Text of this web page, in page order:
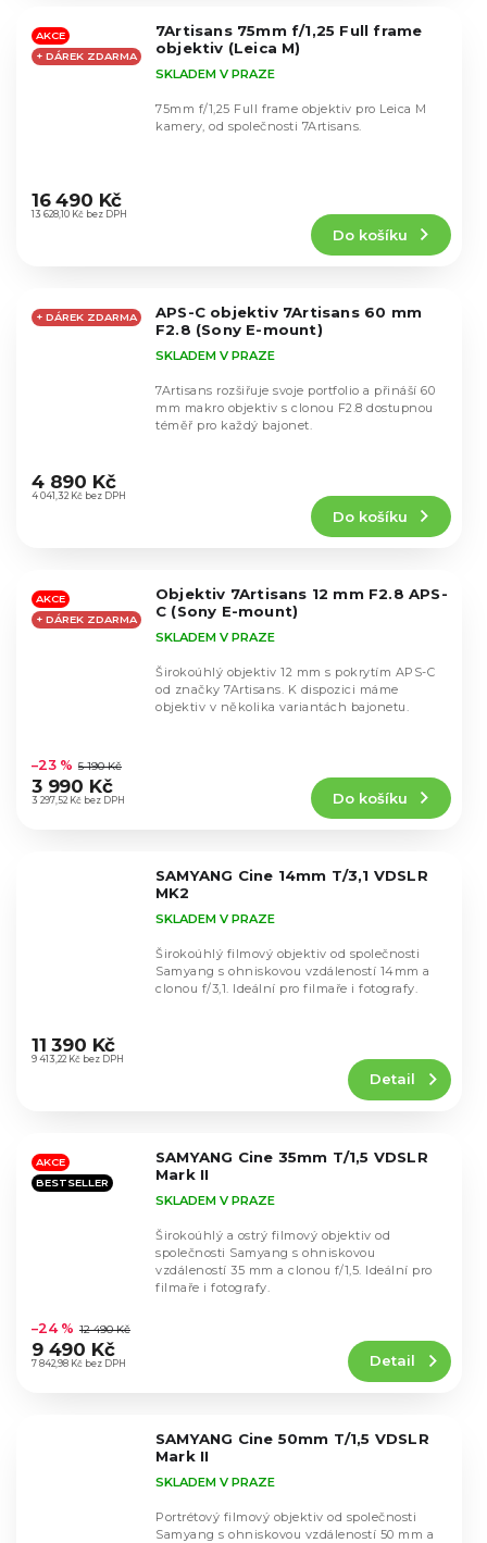
hvězdiček.
AKCE
+ DÁREK ZDARMA
7Artisans 75mm f/1,25 Full frame
objektiv (Leica M)
hodnocení
produktu
hvězdiček.
SKLADEM V PRAZE
13 628,10 Kč bez DPH
16 490 Kč
Do košíku
75mm f/1,25 Full frame objektiv pro Leica M
kamery, od společnosti 7Artisans.
+ DÁREK ZDARMA
APS-C objektiv 7Artisans 60 mm
F2.8 (Sony E-mount)
hodnocení
produktu
hvězdiček.
SKLADEM V PRAZE
4 041,32 Kč bez DPH
4 890 Kč
Do košíku
7Artisans rozšiřuje svoje portfolio a přináší 60
mm makro objektiv s clonou F2.8 dostupnou
téměř pro každý bajonet.
AKCE
+ DÁREK ZDARMA
Objektiv 7Artisans 12 mm F2.8 APS-
C (Sony E-mount)
hodnocení
produktu
je
SKLADEM V PRAZE
3 297,52 Kč bez DPH
–23 % 5 190 Kč
3 990 Kč
Do košíku
Širokoúhlý objektiv 12 mm s pokrytím APS-C
od značky 7Artisans. K dispozici máme
objektiv v několika variantách bajonetu.
SAMYANG Cine 14mm T/3,1 VDSLR
MK2
hodnocení
produktu
hvězdiček.
SKLADEM V PRAZE
9 413,22 Kč bez DPH
11 390 Kč
Detail
Širokoúhlý filmový objektiv od společnosti
Samyang s ohniskovou vzdáleností 14mm a
clonou f/3,1. Ideální pro filmaře i fotografy.
AKCE
BESTSELLER
SAMYANG Cine 35mm T/1,5 VDSLR
Mark II
hodnocení
produktu
je
SKLADEM V PRAZE
7 842,98 Kč bez DPH
–24 % 12 490 Kč
9 490 Kč Detail
Širokoúhlý a ostrý filmový objektiv od
společnosti Samyang s ohniskovou
vzdáleností 35 mm a clonou f/1,5. Ideální pro
filmaře i fotografy.
SAMYANG Cine 50mm T/1,5 VDSLR
Mark II
SKLADEM V PRAZE
Portrétový filmový objektiv od společnosti
Samyang s ohniskovou vzdáleností 50 mm a